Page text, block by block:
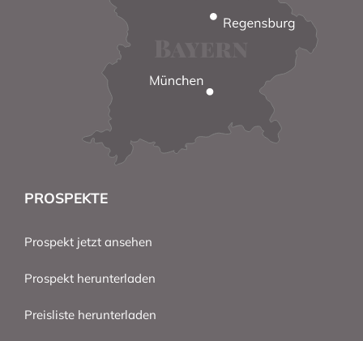
PROSPEKTE
Prospekt jetzt ansehen
Prospekt herunterladen
Preisliste herunterladen